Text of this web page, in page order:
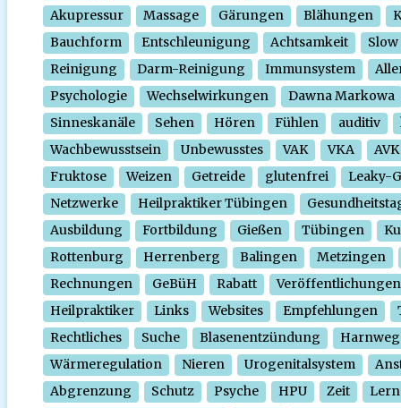
Akupressur
Massage Gärungen Blähungen
Bauchform
Entschleunigung Achtsamkeit
Slow
Reinigung
Darm-Reinigung Immunsystem
Psychologie
Wechselwirkungen
Dawna Markowa
Sinneskanäle
Sehen Hören Fühlen auditiv
Wachbewusstsein
Unbewusstes VAK VKA
AVK
Fruktose
Weizen Getreide glutenfrei
Leaky-
Netzwerke
Heilpraktiker Tübingen
Ausbildung
Fortbildung Gießen Tübingen
Rottenburg
Herrenberg Balingen
Metzingen
Rechnungen
GeBüH Rabatt
Veröffentlichungen
Heilpraktiker
Links Websites Empfehlungen
Rechtliches
Suche Blasenentzündung
Wärmeregulation
Nieren Urogenitalsystem
Abgrenzung
Schutz Psyche HPU Zeit